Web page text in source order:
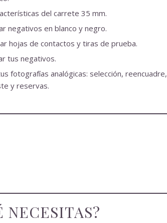
del carrete 35 mm.
negativos en blanco y negro.
hojas de contactos y tiras de prueba.
tus negativos.
fotografías analógicas: selección, reencuadre,
y reservas.
NECESITAS?